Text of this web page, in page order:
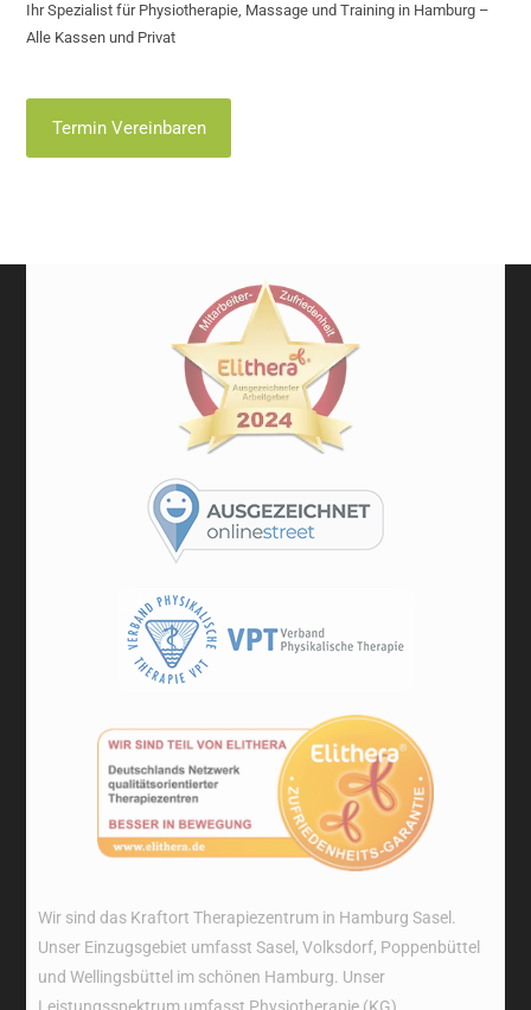
Ihr Spezialist für Physiotherapie, Massage und Training in Hamburg –
Alle Kassen und Privat
Termin Vereinbaren
Wir sind das Kraftort Therapiezentrum in Hamburg Sasel.
Unser Einzugsgebiet umfasst Sasel, Volksdorf, Poppenbüttel
und Wellingsbüttel im schönen Hamburg. Unser